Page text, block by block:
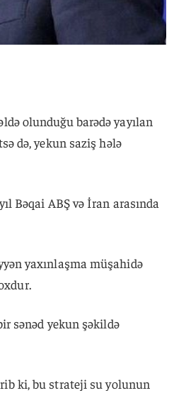
olunduğu barədə yayılan
də, yekun saziş hələ
Bəqai ABŞ və İran arasında
yaxınlaşma müşahidə
sənəd yekun şəkildə
ki, bu strateji su yolunun